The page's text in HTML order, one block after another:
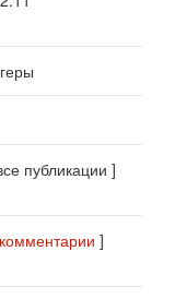
публикации ]
]